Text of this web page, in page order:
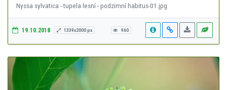
Nyssa sylvatica - tupela lesní - podzimní habitus-01.jpg
19.10.2018 1339x2000 px 960